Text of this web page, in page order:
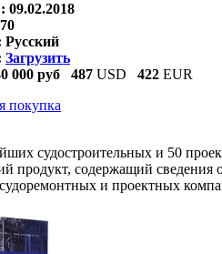
09.02.2018
Русский
Загрузить
000 руб 487 USD 422 EUR
покупка
судостроительных и 50
продукт, содержащий
и проектных